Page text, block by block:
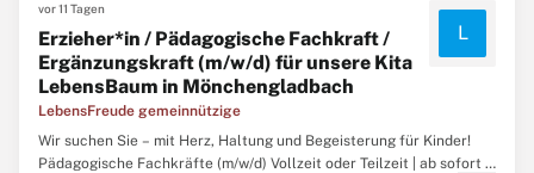
vor 11 Tagen
Erzieher*in / Pädagogische Fachkraft /
Ergänzungskraft (m/w/d) für unsere Kita
LebensBaum in Mönchengladbach
LebensFreude gemeinnützige
L
Wir suchen Sie – mit Herz, Haltung und Begeisterung für Kinder!
Pädagogische Fachkräfte (m/w/d) Vollzeit oder Teilzeit | ab sofort |